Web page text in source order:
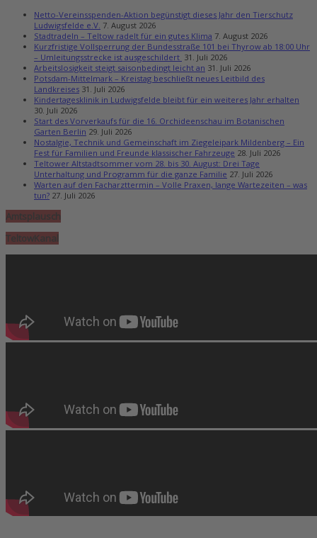
Netto-Vereinsspenden-Aktion begünstigt dieses Jahr den Tierschutz
Ludwigsfelde e.V. 7. August 2026
Stadtradeln – Teltow radelt für ein gutes Klima 7. August 2026
Kurzfristige Vollsperrung der Bundesstraße 101 bei Thyrow ab 18:00 Uhr
– Umleitungsstrecke ist ausgeschildert 31. Juli 2026
Arbeitslosigkeit steigt saisonbedingt leicht an 31. Juli 2026
Potsdam-Mittelmark – Kreistag beschließt neues Leitbild des
Landkreises 31. Juli 2026
Kindertagesklinik in Ludwigsfelde bleibt für ein weiteres Jahr erhalten
30. Juli 2026
Start des Vorverkaufs für die 16. Orchideenschau im Botanischen
Garten Berlin 29. Juli 2026
Nostalgie, Technik und Gemeinschaft im Ziegeleipark Mildenberg – Ein
Fest für Familien und Freunde klassischer Fahrzeuge 28. Juli 2026
Teltower Altstadtsommer vom 28. bis 30. August: Drei Tage
Unterhaltung und Programm für die ganze Familie 27. Juli 2026
Warten auf den Facharzttermin – Volle Praxen, lange Wartezeiten – was
tun? 27. Juli 2026
Amtsplausch
TeltowKanal